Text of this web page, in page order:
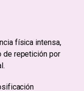
física intensa,
de repetición por